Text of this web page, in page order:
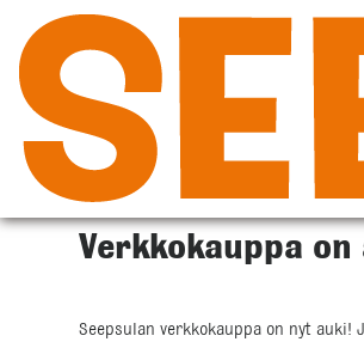
sisältöön
Verkkokauppa on
Seepsulan verkkokauppa on nyt